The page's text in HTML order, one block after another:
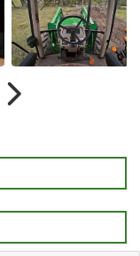
Próximo